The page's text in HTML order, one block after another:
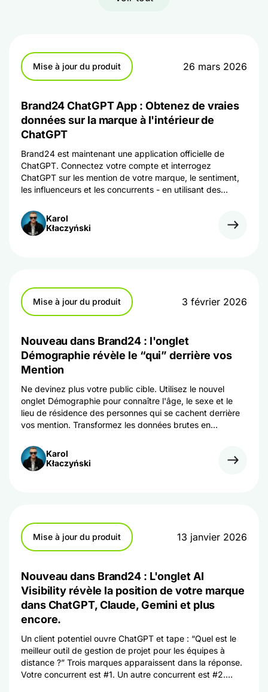
Mise à jour du produit 26 mars 2026
Brand24 ChatGPT App : Obtenez de vraies
données sur la marque à l'intérieur de
ChatGPT
Brand24 est maintenant une application officielle de
ChatGPT. Connectez votre compte et interrogez
ChatGPT sur les mention de votre marque, le sentiment,
les influenceurs et les concurrents - en utilisant des
Karol
Kłaczyński
Mise à jour du produit 3 février 2026
Nouveau dans Brand24 : l'onglet
Démographie révèle le “qui” derrière vos
Mention
Ne devinez plus votre public cible. Utilisez le nouvel
onglet Démographie pour connaître l'âge, le sexe et le
lieu de résidence des personnes qui se cachent derrière
vos mention. Transformez les données brutes en
Karol
Kłaczyński
Mise à jour du produit 13 janvier 2026
Nouveau dans Brand24 : L'onglet AI
Visibility révèle la position de votre marque
dans ChatGPT, Claude, Gemini et plus
encore.
Un client potentiel ouvre ChatGPT et tape : “Quel est le
meilleur outil de gestion de projet pour les équipes à
distance ?” Trois marques apparaissent dans la réponse.
Votre concurrent est #1. Un autre concurrent est #2.